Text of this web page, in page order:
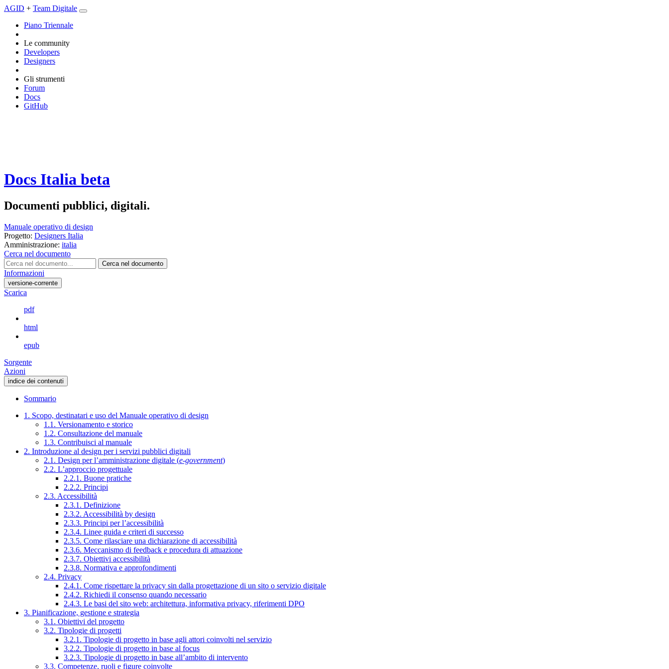
AGID + Team Digitale
Piano Triennale
Le community
Developers
Designers
Gli strumenti
Forum
Docs
GitHub
Docs Italia beta
Documenti pubblici, digitali.
Manuale operativo di design
Progetto: Designers Italia
Amministrazione: italia
Cerca nel documento
Cerca nel documento
Informazioni
versione-corrente
Scarica
pdf
html
epub
Sorgente
Azioni
indice dei contenuti
Sommario
1. Scopo, destinatari e uso del Manuale operativo di design
1.1. Versionamento e storico
1.2. Consultazione del manuale
1.3. Contribuisci al manuale
2. Introduzione al design per i servizi pubblici digitali
2.1. Design per l’amministrazione digitale (e-government)
2.2. L’approccio progettuale
2.2.1. Buone pratiche
2.2.2. Principi
2.3. Accessibilità
2.3.1. Definizione
2.3.2. Accessibilità by design
2.3.3. Principi per l’accessibilità
2.3.4. Linee guida e criteri di successo
2.3.5. Come rilasciare una dichiarazione di accessibilità
2.3.6. Meccanismo di feedback e procedura di attuazione
2.3.7. Obiettivi accessibilità
2.3.8. Normativa e approfondimenti
2.4. Privacy
2.4.1. Come rispettare la privacy sin dalla progettazione di un sito o servizio digitale
2.4.2. Richiedi il consenso quando necessario
2.4.3. Le basi del sito web: architettura, informativa privacy, riferimenti DPO
3. Pianificazione, gestione e strategia
3.1. Obiettivi del progetto
3.2. Tipologie di progetti
3.2.1. Tipologie di progetto in base agli attori coinvolti nel servizio
3.2.2. Tipologie di progetto in base al focus
3.2.3. Tipologie di progetto in base all’ambito di intervento
3.3. Competenze, ruoli e figure coinvolte